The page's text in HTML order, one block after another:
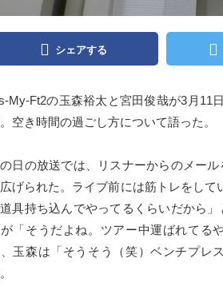
シェアする
My-Ft2の玉森裕太と宮田俊哉が3月11
空き時間の過ごし方について語った。
日の放送では、リスナーからのメー
広げられた。ライブ前には筋トレをし
具持ち込んでやってるくらいだから
「そうだよね。ツアー中運ばれてる
玉森は「そうそう（笑）ベンチプレ